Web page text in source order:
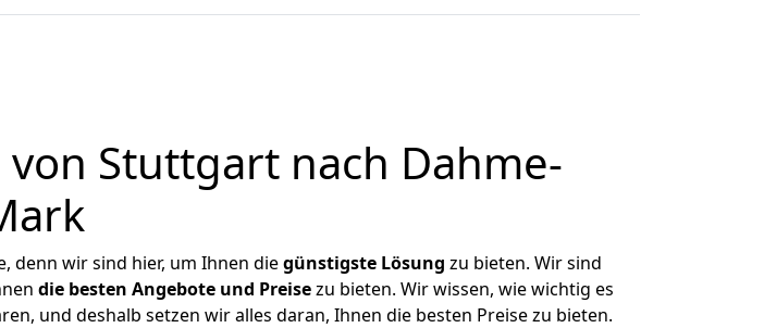
Stuttgart nach Dahme-
denn wir sind hier, um Ihnen diegünstigste Lösung zu bieten. Wir sind
die besten Angebote und Preisezu bieten. Wir wissen, wie wichtig es
und deshalb setzen wir alles daran, Ihnen die besten Preise zu bieten.